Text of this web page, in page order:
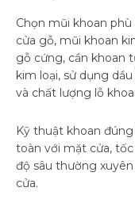
Chọn mũi khoan
cửa gỗ, mũi khoan
gỗ cứng, cần khoan
kim loại, sử dụng
và chất lượng lỗ
Kỹ thuật khoan
toàn với mặt cửa, tốc
độ sâu thường
cửa.